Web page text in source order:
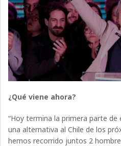
¿Qué viene ahora?
“Hoy termina la primera parte
una alternativa al Chile de los
hemos recorrido juntos 2